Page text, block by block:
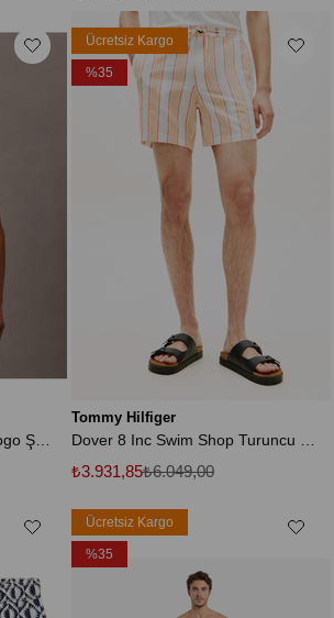
Erkek Regular Fit Yanları Logo Şeritli Lacivert Deniz Şortu
Tommy Hilfiger
₺3.931,85₺6.049,00
Ücretsiz Kargo
%35
Ücretsiz Kargo
%35